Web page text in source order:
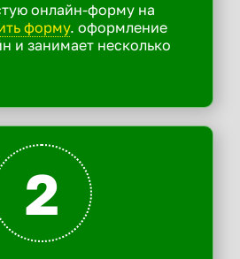
онлайн-форму на
форму. оформление
и занимает несколько
2